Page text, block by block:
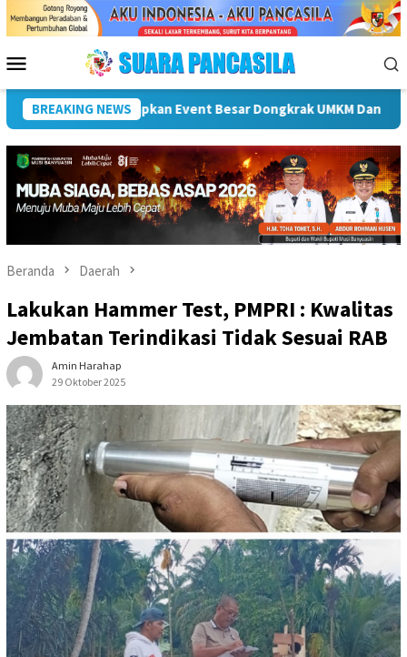
Menu
Mobile
BREAKING NEWS
Plt Bupati Hendri Dukung Percepatan Penyaluran DAK Fisik
Beranda Daerah
Lakukan Hammer Test, PMPRI : Kwalitas
Jembatan Terindikasi Tidak Sesuai RAB
Amin Harahap
29 Oktober 2025